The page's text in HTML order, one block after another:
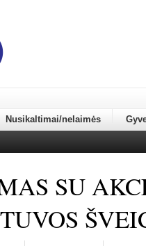
Nusikaltimai/nelaimės
SU